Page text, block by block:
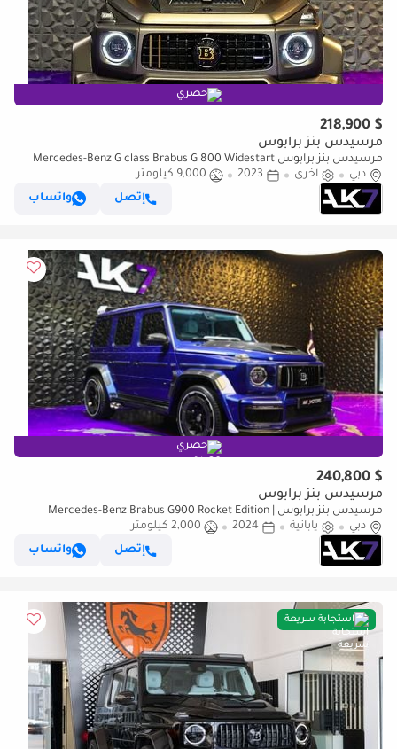
حصري
$ 218,900
مرسيدس بنز برابوس
مرسيدس بنز برابوس Mercedes-Benz G class Brabus G 800 Widestart
2023 | Finance available
دبي أخرى 2023
9,000 كيلومتر
إتصل
واتساب
حصري
$ 240,800
مرسيدس بنز برابوس
مرسيدس بنز برابوس Mercedes-Benz Brabus G900 Rocket Edition |
Finance Available
دبي يابانية 2024
2,000 كيلومتر
إتصل
واتساب
استجابة سريعة